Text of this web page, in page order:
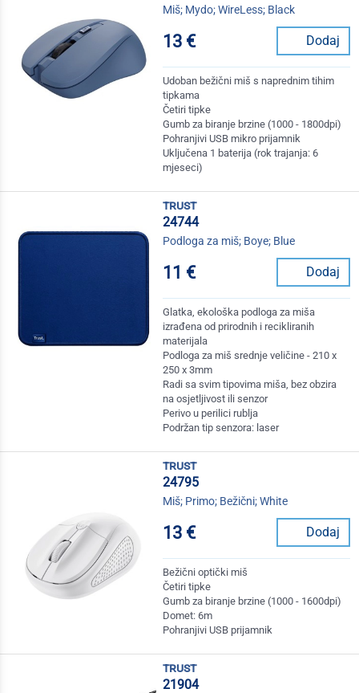
Miš; Mydo; WireLess; Black
13 € Dodaj
Udoban bežični miš s naprednim tihim
tipkama
Četiri tipke
Gumb za biranje brzine (1000 - 1800dpi)
Pohranjivi USB mikro prijamnik
Uključena 1 baterija (rok trajanja: 6
mjeseci)
trust
24744
Podloga za miš; Boye; Blue
11 € Dodaj
Glatka, ekološka podloga za miša
izrađena od prirodnih i recikliranih
materijala
Podloga za miš srednje veličine - 210 x
250 x 3mm
Radi sa svim tipovima miša, bez obzira
na osjetljivost ili senzor
Perivo u perilici rublja
Podržan tip senzora: laser
trust
24795
Miš; Primo; Bežični; White
13 € Dodaj
Bežični optički miš
Četiri tipke
Gumb za biranje brzine (1000 - 1600dpi)
Domet: 6m
Pohranjivi USB prijamnik
trust
21904